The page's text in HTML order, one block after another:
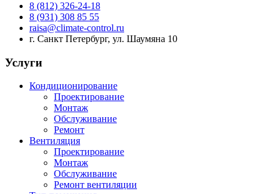
8 (812) 326-24-18
8 (931) 308 85 55
raisa@climate-control.ru
г. Санкт Петербург, ул. Шаумяна 10
Услуги
Кондиционирование
Проектирование
Монтаж
Обслуживание
Ремонт
Вентиляция
Проектирование
Монтаж
Обслуживание
Ремонт вентиляции